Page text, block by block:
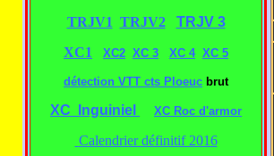
TRJV1 TRJV2
TRJV 3
XC1
XC2 XC 3 XC 4 XC 5
détection VTT cts Ploeuc brut
XC Inguiniel XC Roc d'armor
Calendrier définitif 2016